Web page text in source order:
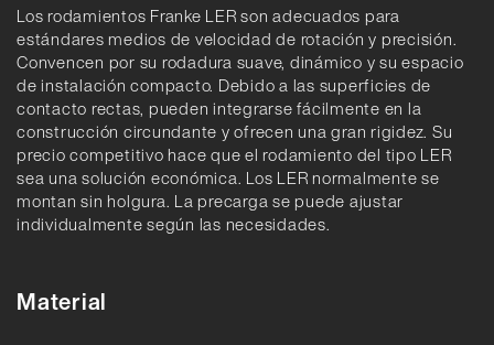
Los rodamientos Franke LER son adecuados para
estándares medios de velocidad de rotación y precisión.
Convencen por su rodadura suave, dinámico y su espacio
de instalación compacto. Debido a las superficies de
contacto rectas, pueden integrarse fácilmente en la
construcción circundante y ofrecen una gran rigidez. Su
precio competitivo hace que el rodamiento del tipo LER
sea una solución económica. Los LER normalmente se
montan sin holgura. La precarga se puede ajustar
individualmente según las necesidades.
Material